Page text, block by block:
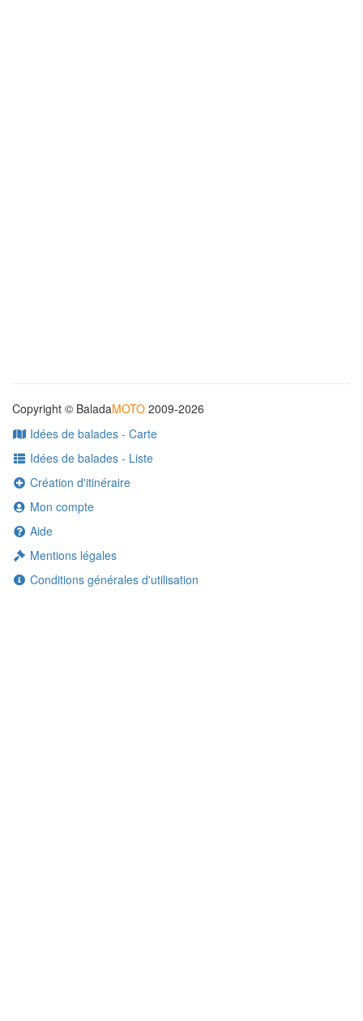
Copyright © BaladaMOTO 2009-2026
Idées de balades - Carte
Idées de balades - Liste
Création d'itinéraire
Mon compte
Aide
Mentions légales
Conditions générales d'utilisation